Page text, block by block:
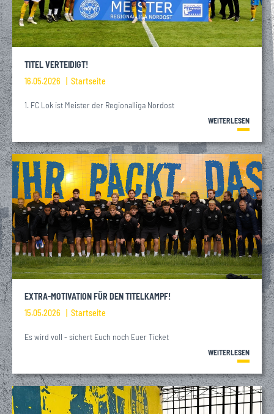
TITEL VERTEIDIGT!
16.05.2026
Startseite
1. FC Lok ist Meister der Regionalliga Nordost
WEITERLESEN
EXTRA-MOTIVATION FÜR DEN TITELKAMPF!
15.05.2026
Startseite
Es wird voll - sichert Euch noch Euer Ticket
WEITERLESEN